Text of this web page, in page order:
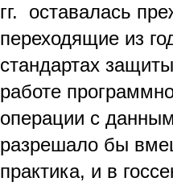
гг. оставалась
переходящие из
стандартах
работе
операции с
разрешало бы
практика, и в